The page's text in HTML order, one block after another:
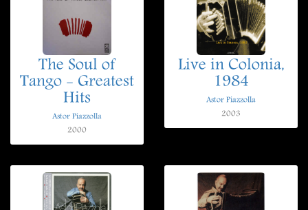
The Soul of
Tango - Greatest
Hits
Astor Piazzolla
2000
Live in Colonia,
1984
Astor Piazzolla
2003